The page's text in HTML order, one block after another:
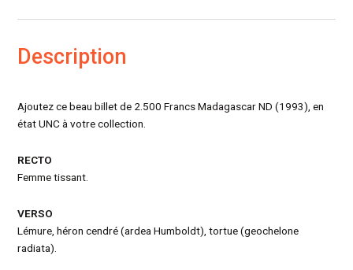
Description
Ajoutez ce beau billet de 2.500 Francs Madagascar ND (1993), en
état UNC à votre collection.
RECTO
Femme tissant.
VERSO
Lémure, héron cendré (ardea Humboldt), tortue (geochelone
radiata).